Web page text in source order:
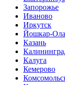
Запорожье
Иваново
Иркутск
Йошкар-Ола
Казань
Калуга
Кемерово